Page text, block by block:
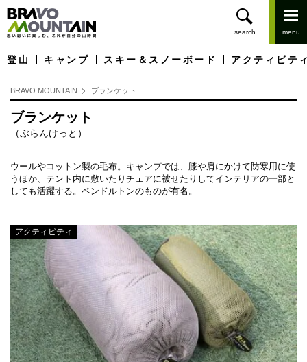
登山 キャンプ スキー＆スノーボード アクティビテ
BRAVO MOUNTAIN ブランケット
ブランケット
（ぶらんけっと）
ウールやコットン製の毛布。キャンプでは、膝や肩にかけて防寒用に使
うほか、テント内に敷いたりチェアに被せたりしてインテリアの一部と
しても活躍する。ペンドルトンのものが有名。
アクティビティ